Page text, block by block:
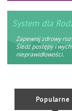
System dla
Zapewnij zdrowy
Śledź postępy i
nieprawidłowości.
Popularne